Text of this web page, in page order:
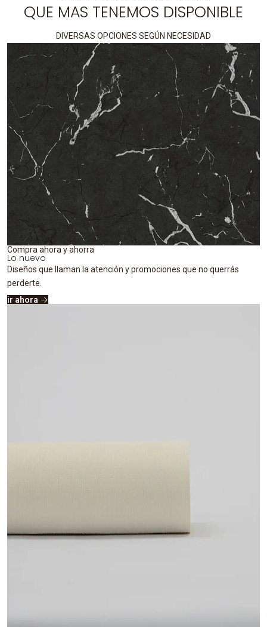
QUE MAS TENEMOS DISPONIBLE
DIVERSAS OPCIONES SEGÚN NECESIDAD
Compra ahora y ahorra
Lo nuevo
Diseños que llaman la atención y promociones que no querrás
perderte.
ir ahora